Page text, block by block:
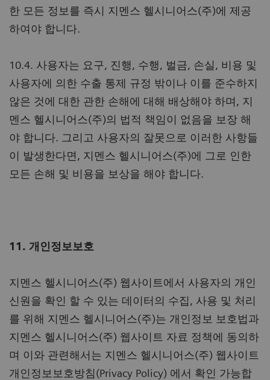
한 모든 정보를 즉시 지멘스 헬시니어스(주)에 제공
하여야 합니다.
10.4. 사용자는 요구, 진행, 수행, 벌금, 손실, 비용 및
사용자에 의한 수출 통제 규정 밖이나 이를 준수하지
않은 것에 대한 관한 손해에 대해 배상해야 하며, 지
멘스 헬시니어스(주)의 법적 책임이 없음을 보장 해
야 합니다. 그리고 사용자의 잘못으로 이러한 사항들
이 발생한다면, 지멘스 헬시니어스(주)에 그로 인한
모든 손해 및 비용을 보상을 해야 합니다.
11. 개인정보보호
지멘스 헬시니어스(주) 웹사이트에서 사용자의 개인
신원을 확인 할 수 있는 데이터의 수집, 사용 및 처리
를 위해 지멘스 헬시니어스(주)는 개인정보 보호법과
지멘스 헬시니어스(주) 웹사이트 자료 정책에 동의하
며 이와 관련해서는 지멘스 헬시니어스(주) 웹사이트
개인정보보호방침(Privacy Policy) 에서 확인 가능합